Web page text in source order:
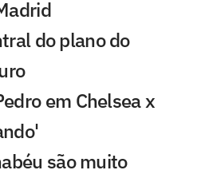
do plano do
em Chelsea x
são muito